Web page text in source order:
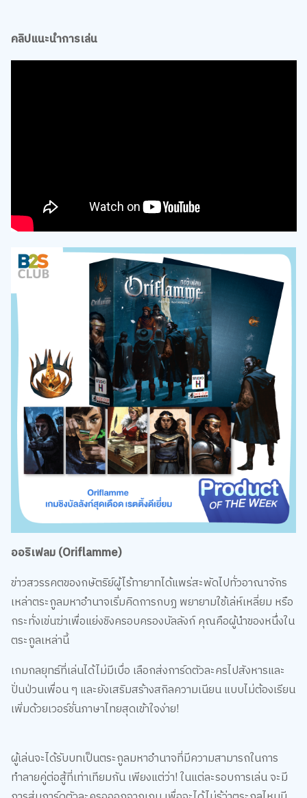
คลิปแนะนำการเล่น
ออริเฟลม (Oriflamme)
ข่าวสวรรคตของกษัตริย์ผู้ไร้ทายาทได้แพร่สะพัดไปทั่วอาณาจักร
เหล่าตระกูลมหาอำนาจเริ่มคิดการกบฏ พยายามใช้เล่ห์เหลี่ยม หรือ
กระทั่งเข่นฆ่าเพื่อแย่งชิงครอบครองบัลลังก์ คุณคือผู้นำของหนึ่งใน
ตระกูลเหล่านี้
เกมกลยุทธ์ที่เล่นได้ไม่มีเบื่อ เลือกส่งการ์ดตัวละครไปสังหารและ
ปั่นป่วนเพื่อน ๆ และยังเสริมสร้างสกิลความเนียน แบบไม่ต้องเรียน
เพิ่มด้วยเวอร์ชั่นภาษาไทยสุดเข้าใจง่าย!
ผู้เล่นจะได้รับบทเป็นตระกูลมหาอำนาจที่มีความสามารถในการ
ทำลายคู่ต่อสู้ที่เท่าเทียมกัน เพียงแต่ว่า! ในแต่ละรอบการเล่น จะมี